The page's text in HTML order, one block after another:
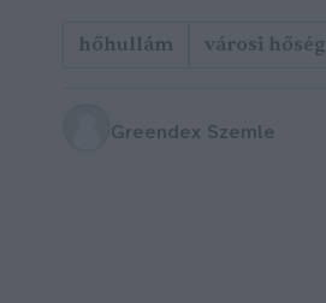
hőhullám városi hőség
Greendex Szemle